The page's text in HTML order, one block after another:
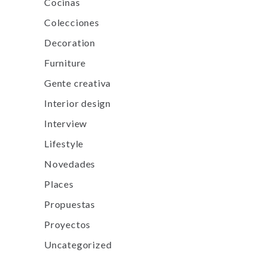
Colecciones
Decoration
Furniture
Gente creativa
Interior design
Interview
Lifestyle
Novedades
Places
Propuestas
Proyectos
Uncategorized